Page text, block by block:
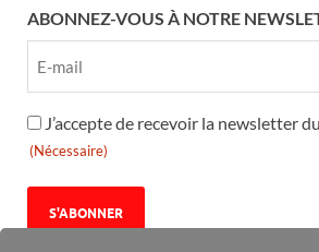
ABONNEZ-VOUS À NOTRE
RGPD
(Nécessaire)
J’accepte de recevoir la newsletter
(Nécessaire)